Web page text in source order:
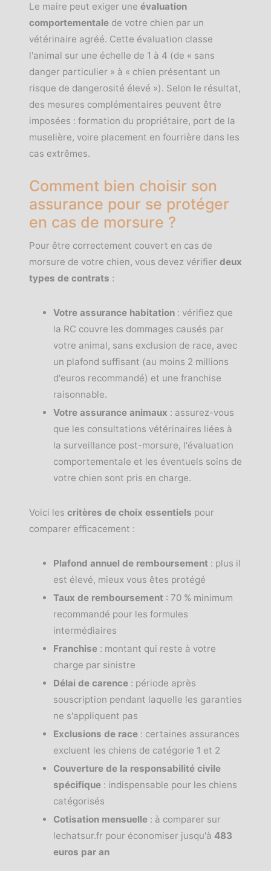
Le maire peut exiger une évaluation
comportementale de votre chien par un
vétérinaire agréé. Cette évaluation classe
l'animal sur une échelle de 1 à 4 (de « sans
danger particulier » à « chien présentant un
risque de dangerosité élevé »). Selon le résultat,
des mesures complémentaires peuvent être
imposées : formation du propriétaire, port de la
muselière, voire placement en fourrière dans les
cas extrêmes.
Comment bien choisir son
assurance pour se protéger
en cas de morsure ?
Pour être correctement couvert en cas de
morsure de votre chien, vous devez vérifier deux
types de contrats :
Votre assurance habitation : vérifiez que
la RC couvre les dommages causés par
votre animal, sans exclusion de race, avec
un plafond suffisant (au moins 2 millions
d'euros recommandé) et une franchise
raisonnable.
Votre assurance animaux : assurez-vous
que les consultations vétérinaires liées à
la surveillance post-morsure, l'évaluation
comportementale et les éventuels soins de
votre chien sont pris en charge.
Voici les critères de choix essentiels pour
comparer efficacement :
Plafond annuel de remboursement : plus il
est élevé, mieux vous êtes protégé
Taux de remboursement : 70 % minimum
recommandé pour les formules
intermédiaires
Franchise : montant qui reste à votre
charge par sinistre
Délai de carence : période après
souscription pendant laquelle les garanties
ne s'appliquent pas
Exclusions de race : certaines assurances
excluent les chiens de catégorie 1 et 2
Couverture de la responsabilité civile
spécifique : indispensable pour les chiens
catégorisés
Cotisation mensuelle : à comparer sur
lechatsur.fr pour économiser jusqu'à 483
euros par an